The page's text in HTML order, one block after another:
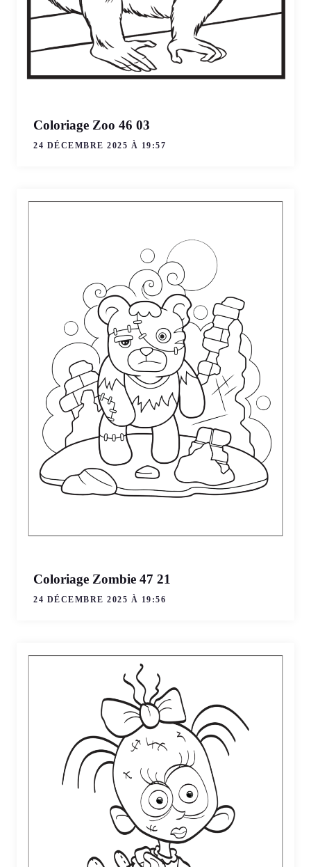
Coloriage Zoo 46 03
24 DÉCEMBRE 2025 À 19:57
Coloriage Zombie 47 21
24 DÉCEMBRE 2025 À 19:56